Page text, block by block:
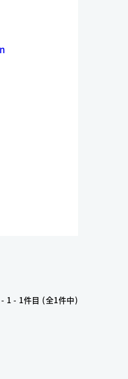
1 - 1件目 (全1件中)